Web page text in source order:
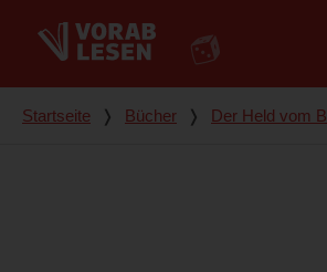
Du bist hier
Startseite ❭ Bücher ❭ Der Held vom